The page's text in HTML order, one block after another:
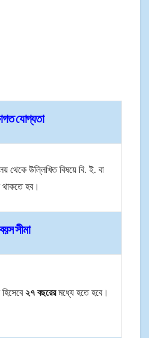
যোগ্যতা
থেকে উল্লিখিত বিষয়ে বি. ই. বা
থাকতে হব।
বয়স সীমা
২৭ বছরেরমধ্যে হতে হবে।